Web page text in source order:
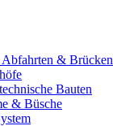
& Brücken
Bauten
& Büsche